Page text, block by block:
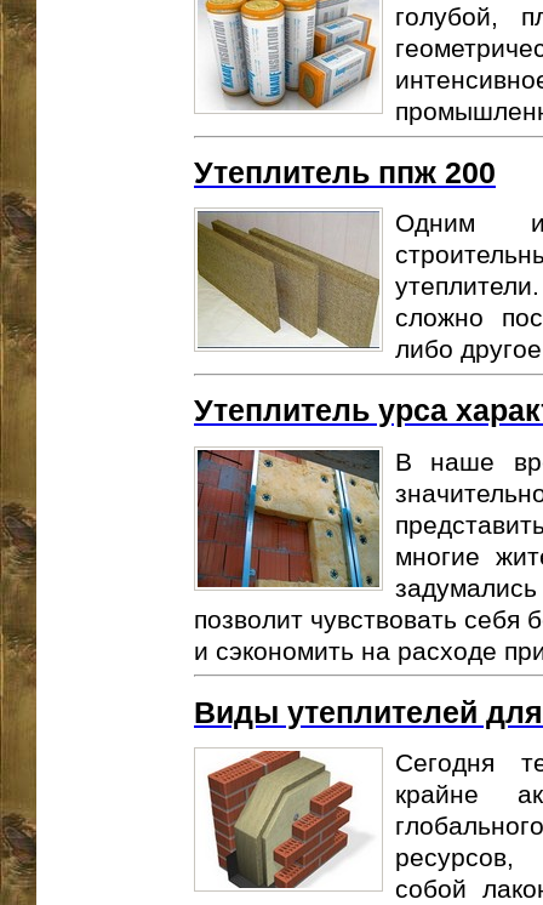
голубой,
Утеплитель ппж 200
Одним
сложно
либо
Утеплитель урса
В наше
многие
позволит чувствовать
и сэкономить на расходе
Виды утеплителей
Сегодня
крайне
ресурсов,
собой